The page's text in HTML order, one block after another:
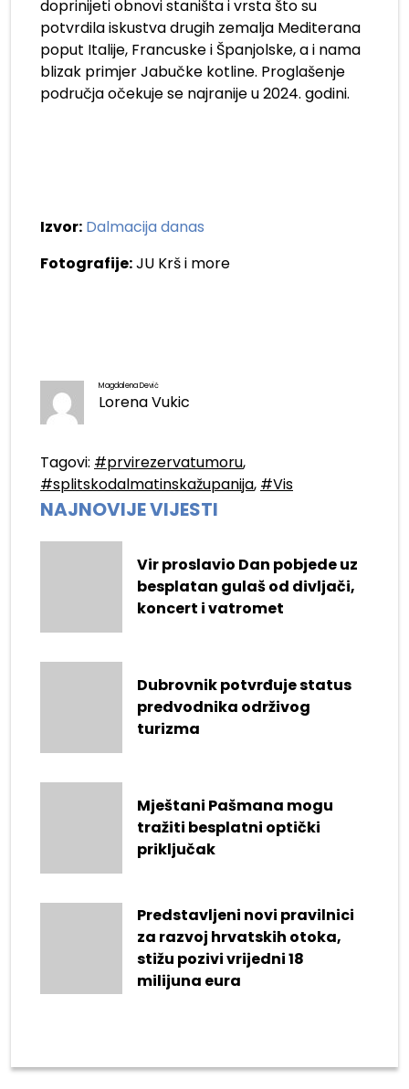
doprinijeti obnovi staništa i vrsta što su
potvrdila iskustva drugih zemalja Mediterana
poput Italije, Francuske i Španjolske, a i nama
blizak primjer Jabučke kotline. Proglašenje
područja očekuje se najranije u 2024. godini.
Izvor: Dalmacija danas
Fotografije:JU Krš i more
Magdalena Dević
Lorena Vukic
Tagovi: #prvirezervatumoru,
#splitskodalmatinskažupanija, #Vis
NAJNOVIJE VIJESTI
Vir proslavio Dan pobjede uz
besplatan gulaš od divljači,
koncert i vatromet
Dubrovnik potvrđuje status
predvodnika održivog
turizma
Mještani Pašmana mogu
tražiti besplatni optički
priključak
Predstavljeni novi pravilnici
za razvoj hrvatskih otoka,
stižu pozivi vrijedni 18
milijuna eura